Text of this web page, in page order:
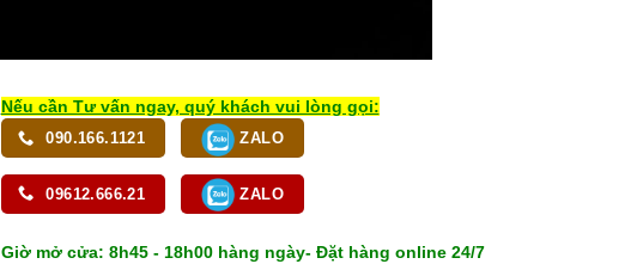
Nếu cần Tư vấn ngay, quý khách vui lòng gọi:
090.166.1121 ZALO
09612.666.21 ZALO
Giờ mở cửa: 8h45 - 18h00 hàng ngày- Đặt hàng online 24/7